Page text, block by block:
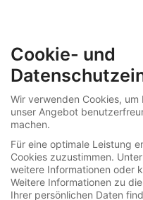
Uhren »
255-4303
Taschenuhr:
Goldsavonnette
Spitzenqualität,
Cookie- und
Wir verwenden Cookies,
unser Angebot
machen.
Für eine optimale Leistung
Cookies zuzustimmen.
weitere Informationen oder
Weitere Informationen zu
Ihrer persönlichen Daten